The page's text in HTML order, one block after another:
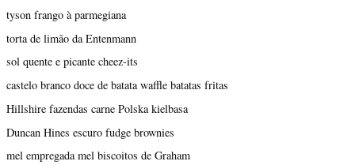
tyson frango à parmegiana
torta de limão da Entenmann
sol quente e picante cheez-its
castelo branco doce de batata waffle batatas fritas
Hillshire fazendas carne Polska kielbasa
Duncan Hines escuro fudge brownies
mel empregada mel biscoitos de Graham